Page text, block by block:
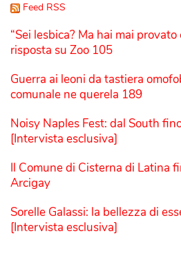
Feed RSS
“Sei lesbica? Ma hai mai
risposta su Zoo 105
Guerra ai leoni da tastiera
comunale ne querela 189
Noisy Naples Fest: dal South
[Intervista esclusiva]
Il Comune di Cisterna di Latina
Arcigay
Sorelle Galassi: la bellezza di
[Intervista esclusiva]